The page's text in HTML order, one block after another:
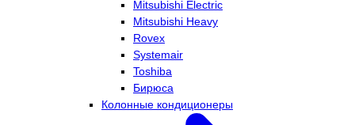
Mitsubishi Electric
Mitsubishi Heavy
Rovex
Systemair
Toshiba
Бирюса
Колонные кондиционеры